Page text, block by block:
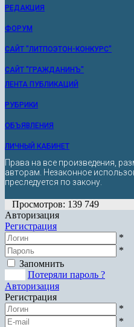
РЕДАКЦИЯ
ФОРУМ
САЙТ "ЛИТПОЭТОН-КОНКУРС"
САЙТ "ГРАЖДАНИНЪ"
ЛЕНТА ПУБЛИКАЦИЙ
РУБРИКИ
ОБЪЯВЛЕНИЯ
ЛИЧНЫЙ КАБИНЕТ
Права на все произведения,
авторам. Незаконное
преследуется по закону.
Просмотров: 139 749
Авторизация
Регистрация
*
*
Запомнить
Потеряли пароль ?
Авторизация
Регистрация
*
*